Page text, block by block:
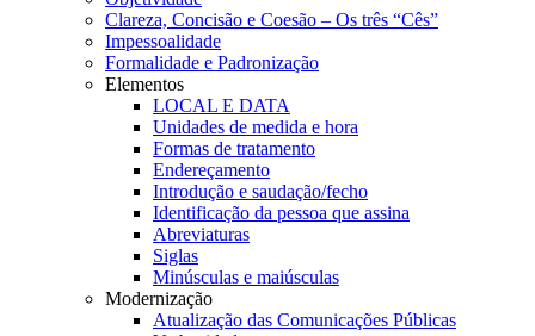
Clareza, Concisão e Coesão – Os três “Cês”
Impessoalidade
Formalidade e Padronização
Elementos
LOCAL E DATA
Unidades de medida e hora
Formas de tratamento
Endereçamento
Introdução e saudação/fecho
Identificação da pessoa que assina
Abreviaturas
Siglas
Minúsculas e maiúsculas
Modernização
Atualização das Comunicações Públicas